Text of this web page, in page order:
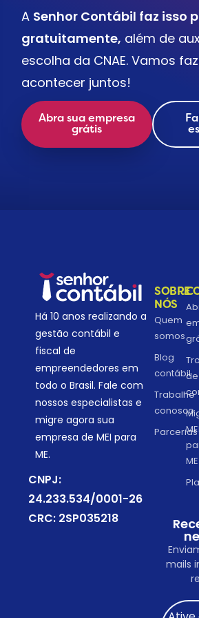
A Senhor Contábil faz isso
gratuitamente, além de
escolha da CNAE. Vamos
acontecer juntos!
Abra sua empresa
grátis
Há 10 anos realizando a
gestão contábil e
fiscal de
empreendedores em
todo o Brasil. Fale com
nossos especialistas e
migre agora sua
empresa de MEI para
ME.
CNPJ:
24.233.534/0001-26
CRC: 2SP035218
SOBRE
NÓS
Quem
somos
Blog
contábil
Trabalhe
conosco
Parcerias
de
MEI
ME
mails